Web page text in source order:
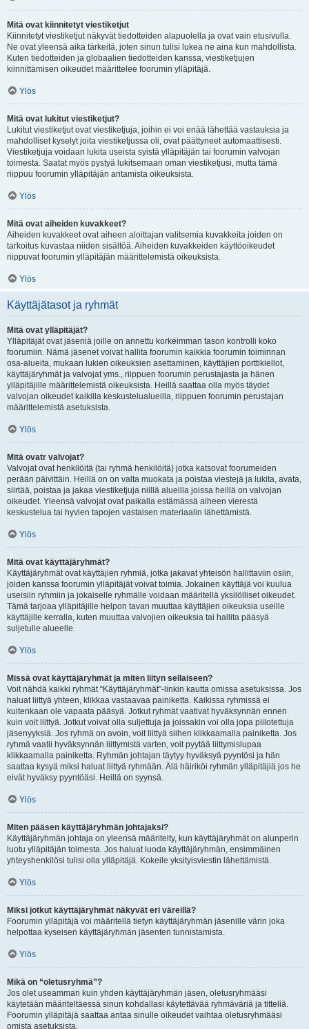
Mitä ovat kiinnitetyt viestiketjut
Kiinnitetyt viestiketjut näkyvät tiedotteiden alapuolella ja ovat vain etusivulla.
Ne ovat yleensä aika tärkeitä, joten sinun tulisi lukea ne aina kun mahdollista.
Kuten tiedotteiden ja globaalien tiedotteiden kanssa, viestiketjujen
kiinnittämisen oikeudet määrittelee foorumin ylläpitäjä.
Ylös
Mitä ovat lukitut viestiketjut?
Lukitut viestiketjut ovat viestiketjuja, joihin ei voi enää lähettää vastauksia ja
mahdolliset kyselyt joita viestiketjussa oli, ovat päättyneet automaattisesti.
Viestiketjuja voidaan lukita useista syistä ylläpitäjän tai foorumin valvojan
toimesta. Saatat myös pystyä lukitsemaan oman viestiketjusi, mutta tämä
riippuu foorumin ylläpitäjän antamista oikeuksista.
Ylös
Mitä ovat aiheiden kuvakkeet?
Aiheiden kuvakkeet ovat aiheen aloittajan valitsemia kuvakkeita joiden on
tarkoitus kuvastaa niiden sisältöä. Aiheiden kuvakkeiden käyttöoikeudet
riippuvat foorumin ylläpitäjän määrittelemistä oikeuksista.
Ylös
Käyttäjätasot ja ryhmät
Mitä ovat ylläpitäjät?
Ylläpitäjät ovat jäseniä joille on annettu korkeimman tason kontrolli koko
foorumiin. Nämä jäsenet voivat hallita foorumin kaikkia foorumin toiminnan
osa-alueita, mukaan lukien oikeuksien asettaminen, käyttäjien porttikiellot,
käyttäjäryhmät ja valvojat yms., riippuen foorumin perustajasta ja hänen
ylläpitäjille määrittelemistä oikeuksista. Heillä saattaa olla myös täydet
valvojan oikeudet kaikilla keskustelualueilla, riippuen foorumin perustajan
määrittelemistä asetuksista.
Ylös
Mitä ovatr valvojat?
Valvojat ovat henkilöitä (tai ryhmä henkilöitä) jotka katsovat foorumeiden
perään päivittäin. Heillä on on valta muokata ja poistaa viestejä ja lukita, avata,
siirtää, poistaa ja jakaa viestiketjuja niillä alueilla joissa heillä on valvojan
oikeudet. Yleensä valvojat ovat paikalla estämässä aiheen vierestä
keskustelua tai hyvien tapojen vastaisen materiaalin lähettämistä.
Ylös
Mitä ovat käyttäjäryhmät?
Käyttäjäryhmät ovat käyttäjien ryhmiä, jotka jakavat yhteisön hallittaviin osiin,
joiden kanssa foorumin ylläpitäjät voivat toimia. Jokainen käyttäjä voi kuulua
useisiin ryhmiin ja jokaiselle ryhmälle voidaan määritellä yksilölliset oikeudet.
Tämä tarjoaa ylläpitäjille helpon tavan muuttaa käyttäjien oikeuksia useille
käyttäjille kerralla, kuten muuttaa valvojien oikeuksia tai hallita pääsyä
suljetulle alueelle.
Ylös
Missä ovat käyttäjäryhmät ja miten liityn sellaiseen?
Voit nähdä kaikki ryhmät “Käyttäjäryhmät”-linkin kautta omissa asetuksissa. Jos
haluat liittyä yhteen, klikkaa vastaavaa painiketta. Kaikissa ryhmissä ei
kuitenkaan ole vapaata pääsyä. Jotkut ryhmät vaativat hyväksynnän ennen
kuin voit liittyä. Jotkut voivat olla suljettuja ja joissakin voi olla jopa piilotettuja
jäsenyyksiä. Jos ryhmä on avoin, voit liittyä siihen klikkaamalla painiketta. Jos
ryhmä vaatii hyväksynnän liittymistä varten, voit pyytää liittymislupaa
klikkaamalla painiketta. Ryhmän johtajan täytyy hyväksyä pyyntösi ja hän
saattaa kysyä miksi haluat liittyä ryhmään. Älä häiriköi ryhmän ylläpitäjiä jos he
eivät hyväksy pyyntöäsi. Heillä on syynsä.
Ylös
Miten pääsen käyttäjäryhmän johtajaksi?
Käyttäjäryhmän johtaja on yleensä määritelty, kun käyttäjäryhmät on alunperin
luotu ylläpitäjän toimesta. Jos haluat luoda käyttäjäryhmän, ensimmäinen
yhteyshenkilösi tulisi olla ylläpitäjä. Kokeile yksityisviestin lähettämistä.
Ylös
Miksi jotkut käyttäjäryhmät näkyvät eri väreillä?
Foorumin ylläpitäjä voi määritellä tietyn käyttäjäryhmän jäsenille värin joka
helpottaa kyseisen käyttäjäryhmän jäsenten tunnistamista.
Ylös
Mikä on “oletusryhmä”?
Jos olet useamman kuin yhden käyttäjäryhmän jäsen, oletusryhmääsi
käytetään määriteltäessä sinun kohdallasi käytettävää ryhmäväriä ja titteliä.
Foorumin ylläpitäjä saattaa antaa sinulle oikeudet vaihtaa oletusryhmääsi
omista asetuksista.